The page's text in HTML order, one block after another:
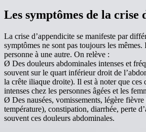
Les symptômes de la crise
La crise d’appendicite se manifeste par
symptômes ne sont pas toujours les mêmes.
personne à une autre. On relève :
Ø Des douleurs abdominales intenses et
souvent sur le quart inférieur droit de
la crête iliaque droite). Il est à noter que ces
intenses chez les personnes âgées et les
Ø Des nausées, vomissements, légère fièvre
température), constipation, diarrhée, perte
souvent ces douleurs abdominales.